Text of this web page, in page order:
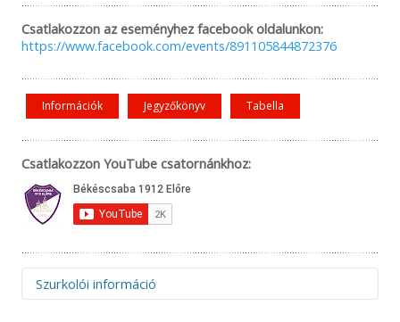
Csatlakozzon az eseményhez facebook oldalunkon:
https://www.facebook.com/events/891105844872376
Információk Jegyzőkönyv Tabella
Csatlakozzon YouTube csatornánkhoz:
Szurkolói információ